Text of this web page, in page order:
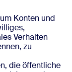
Konten und
Verhalten
zu
die öffentliche